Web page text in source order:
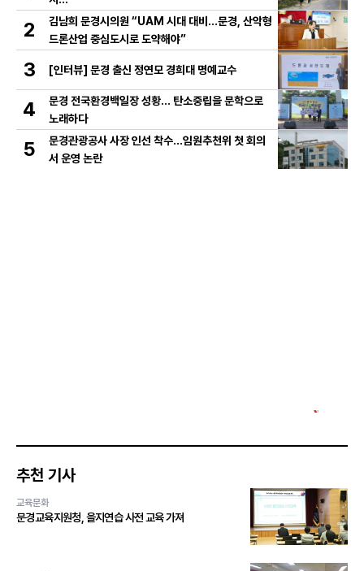
2
김남희 문경시의원 “UAM 시대 대비…문경, 산악형
드론산업 중심도시로 도약해야”
3 [인터뷰] 문경 출신 정연모 경희대 명예교수
4
문경 전국환경백일장 성황… 탄소중립을 문학으로
노래하다
5
문경관광공사 사장 인선 착수…임원추천위 첫 회의
서 운영 논란
추천 기사
교육문화
문경교육지원청, 을지연습 사전 교육 가져